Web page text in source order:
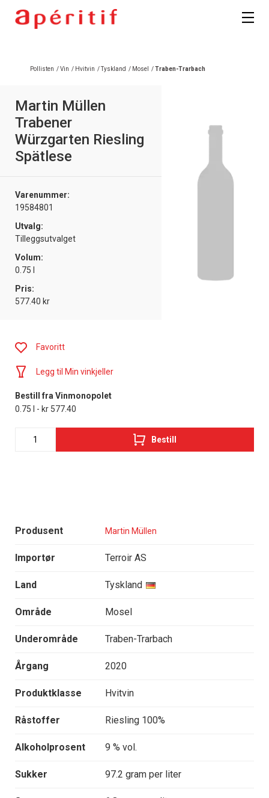
Pollisten /Vin / Hvitvin /Tyskland / Mosel /Traben-Trarbach
Martin Müllen
Trabener
Würzgarten Riesling
Spätlese
Varenummer:
19584801
Utvalg:
Tilleggsutvalget
Volum:
0.75 l
Pris:
577.40 kr
Produsent Martin Müllen
Importør Terroir AS
Land Tyskland
Område Mosel
Underområde Traben-Trarbach
Årgang 2020
Produktklasse Hvitvin
Råstoffer Riesling 100%
Alkoholprosent 9 % vol.
Sukker 97.2 gram per liter
Favoritt
Legg til Min vinkjeller
Bestill fra Vinmonopolet
0.75 l - kr 577.40
Bestill